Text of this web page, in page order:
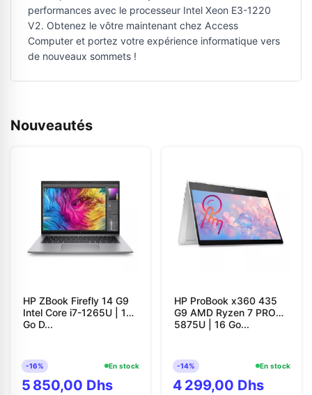
performances avec le processeur Intel Xeon E3-1220
V2. Obtenez le vôtre maintenant chez Access
Computer et portez votre expérience informatique vers
de nouveaux sommets !
Nouveautés
HP ZBook Firefly 14 G9
Intel Core i7-1265U | 16
Go D...
-16% En stock
5 850,00 Dhs
HP ProBook x360 435
G9 AMD Ryzen 7 PRO
5875U | 16 Go...
-14% En stock
4 299,00 Dhs